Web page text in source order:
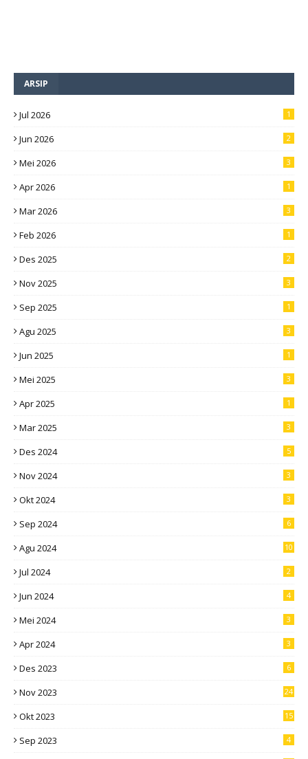
ARSIP
Jul 2026 1
Jun 2026 2
Mei 2026 3
Apr 2026 1
Mar 2026 3
Feb 2026 1
Des 2025 2
Nov 2025 3
Sep 2025 1
Agu 2025 3
Jun 2025 1
Mei 2025 3
Apr 2025 1
Mar 2025 3
Des 2024 5
Nov 2024 3
Okt 2024 3
Sep 2024 6
Agu 2024 10
Jul 2024 2
Jun 2024 4
Mei 2024 3
Apr 2024 3
Des 2023 6
Nov 2023 24
Okt 2023 15
Sep 2023 4